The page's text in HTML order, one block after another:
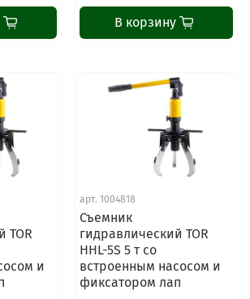
В корзину
TOR
и
арт. 1004818
Съемник
гидравлический TOR
HHL-5S 5 т со
встроенным насосом и
фиксатором лап
через любой удобный
менеджеру в MAX